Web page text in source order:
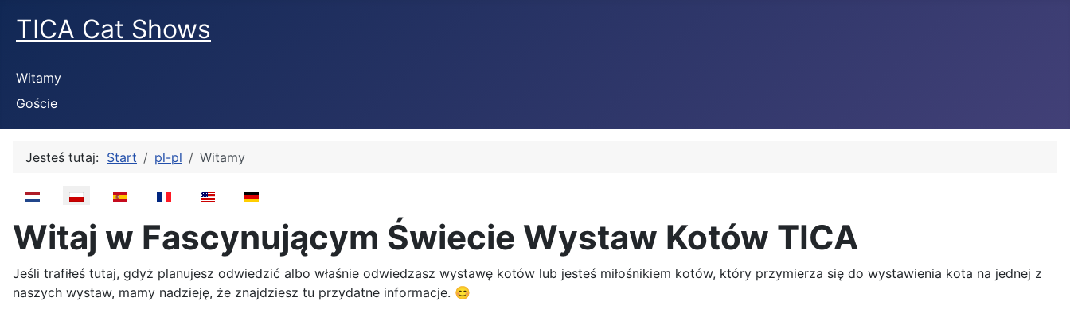
TICA Cat Shows
Witamy
Goście
Jesteś tutaj: Start pl-pl Witamy
Wybierz swój język
Witaj w Fascynującym Świecie Wystaw Kotów TICA
Jeśli trafiłeś tutaj, gdyż planujesz odwiedzić albo właśnie odwiedzasz wystawę kotów lub jesteś miłośnikiem kotów, który przymierza się do wystawienia kota na jednej z
naszych wystaw, mamy nadzieję, że znajdziesz tu przydatne informacje. 😊